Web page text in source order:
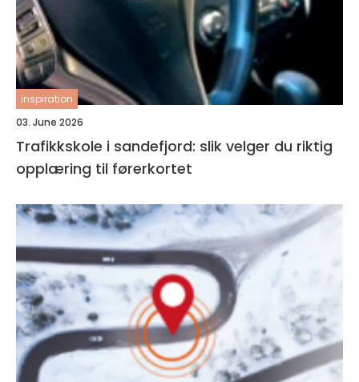
inspiration
03. June 2026
Trafikkskole i sandefjord: slik velger du riktig
opplæring til førerkortet